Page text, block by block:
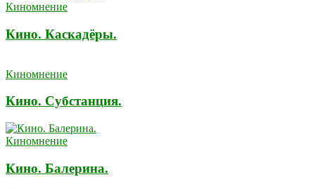
Киномнение
Кино. Каскадёры.
Киномнение
Кино. Субстанция.
Киномнение
Кино. Балерина.